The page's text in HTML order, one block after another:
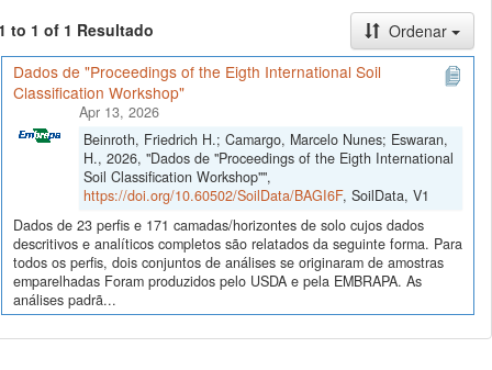
to 1 of 1 Resultado
Ordenar
Dados de "Proceedings of the Eigth International Soil
Classification Workshop"
Apr 13, 2026
Beinroth, Friedrich H.; Camargo, Marcelo Nunes; Eswaran,
H., 2026, "Dados de "Proceedings of the Eigth International
Soil Classification Workshop"",
https://doi.org/10.60502/SoilData/BAGI6F, SoilData, V1
Dados de 23 perfis e 171 camadas/horizontes de solo cujos dados
descritivos e analíticos completos são relatados da seguinte forma. Para
todos os perfis, dois conjuntos de análises se originaram de amostras
emparelhadas Foram produzidos pelo USDA e pela EMBRAPA. As
análises padrã...